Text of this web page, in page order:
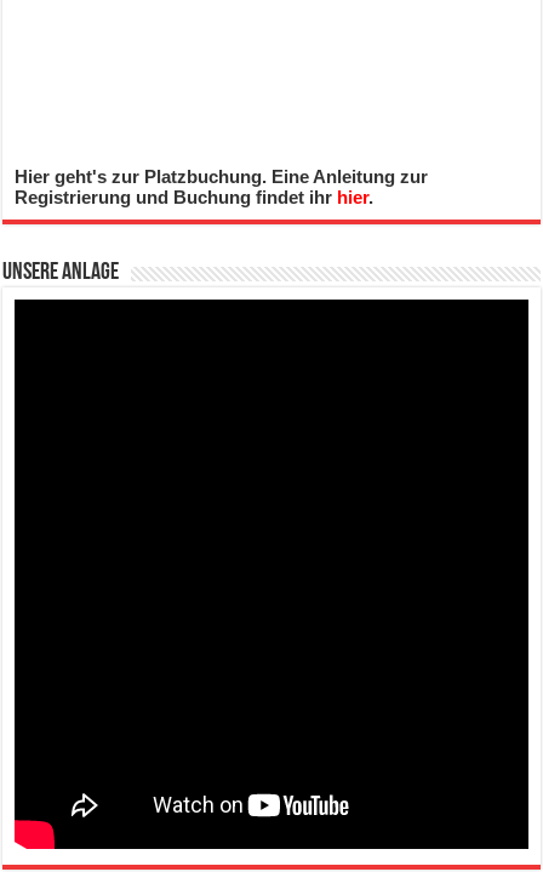
Hier geht's zur Platzbuchung. Eine Anleitung zur
Registrierung und Buchung findet ihr hier.
Unsere Anlage